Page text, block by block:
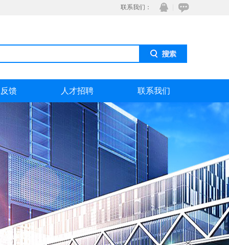
联系我们：
馈 人才招聘 联系我们